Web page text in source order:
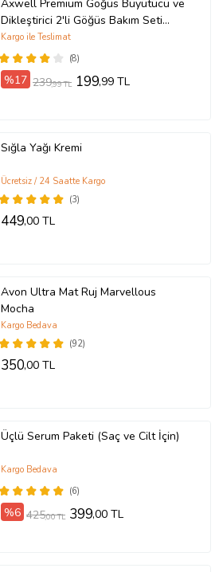
Axwell Premium Göğüs Büyütücü ve
Dikleştirici 2'li Göğüs Bakım Seti
(Serum 30ml+ Krem 100ml)
(8)
Kargo ile Teslimat
%17 239,99 TL 199,99 TL
Sığla Yağı Kremi
(3)
Ücretsiz / 24 Saatte Kargo
449,00 TL
Avon Ultra Mat Ruj Marvellous
Mocha
(92)
Kargo Bedava
350,00 TL
Üçlü Serum Paketi (Saç ve Cilt İçin)
(6)
Kargo Bedava
%6 425,00 TL 399,00 TL